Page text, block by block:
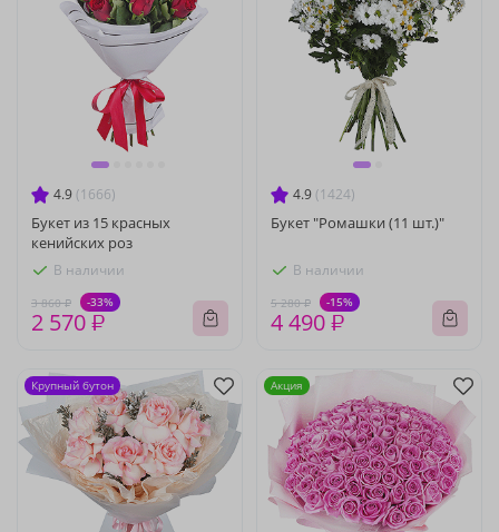
4.9 (1666)
Букет из 15 красных
кенийских роз
В наличии
3 860 ₽ -33%
2 570 ₽
4.9 (1424)
Букет "Ромашки (11 шт.)"
В наличии
5 280 ₽ -15%
4 490 ₽
Крупный бутон Акция